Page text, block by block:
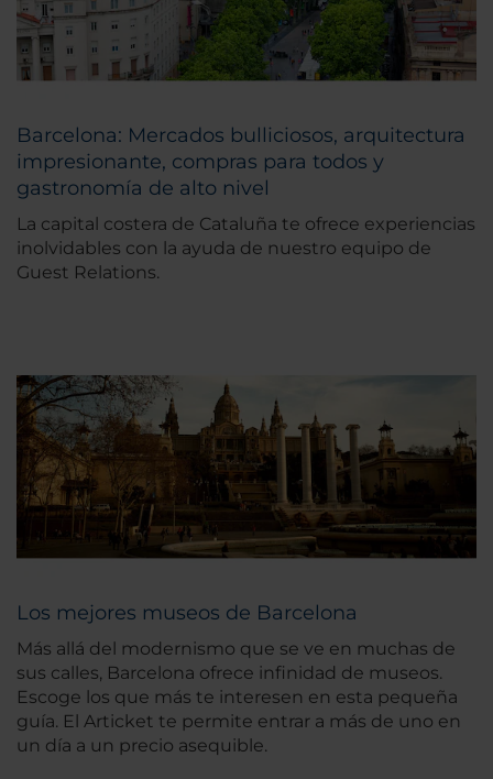
Barcelona: Mercados bulliciosos, arquitectura
impresionante, compras para todos y
gastronomía de alto nivel
La capital costera de Cataluña te ofrece experiencias
inolvidables con la ayuda de nuestro equipo de
Guest Relations.
Los mejores museos de Barcelona
Más allá del modernismo que se ve en muchas de
sus calles, Barcelona ofrece infinidad de museos.
Escoge los que más te interesen en esta pequeña
guía. El Articket te permite entrar a más de uno en
un día a un precio asequible.